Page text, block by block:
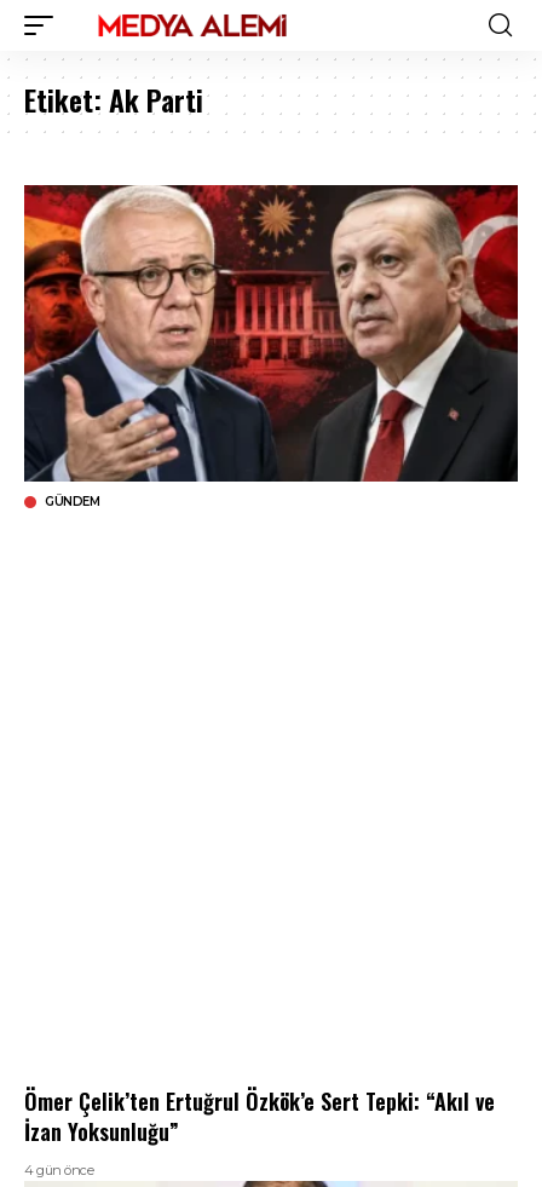
Etiket:Ak Parti
GÜNDEM
Ömer Çelik’ten Ertuğrul Özkök’e Sert Tepki: “Akıl ve
İzan Yoksunluğu”
4 gün önce